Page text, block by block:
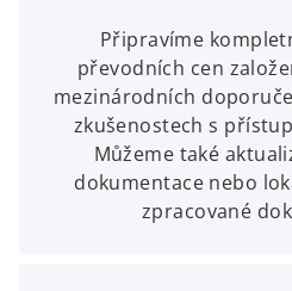
Připravíme
převodních cen
mezinárodních
zkušenostech s
Můžeme také
dokumentace nebo
zpracované